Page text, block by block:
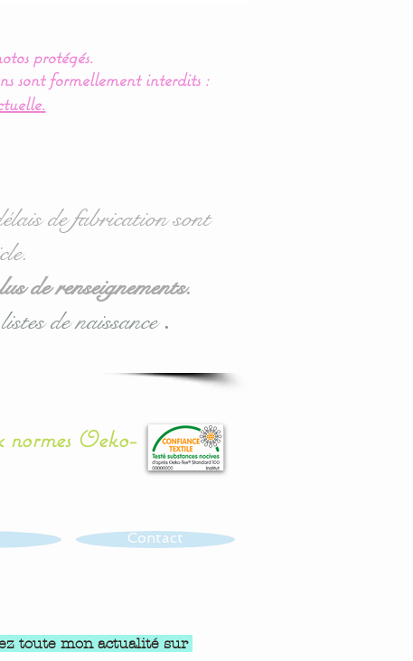
protégés.
sont formellement interdits :
de fabrication sont
de renseignements.
de naissance.
normes Oeko-
Contact
toute mon actualité sur